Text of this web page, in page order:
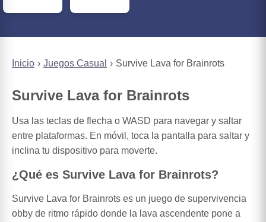
Inicio Juegos Casual Survive Lava for Brainrots
Survive Lava for Brainrots
Usa las teclas de flecha o WASD para navegar y saltar
entre plataformas. En móvil, toca la pantalla para saltar y
inclina tu dispositivo para moverte.
¿Qué es Survive Lava for Brainrots?
Survive Lava for Brainrots es un juego de supervivencia
obby de ritmo rápido donde la lava ascendente pone a